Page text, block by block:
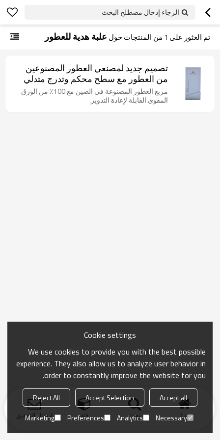
الرجاء إدخال مصطلح البحث
تم العثور على 1 من المنتجات حول علبة هدية للعطور
تصميم جديد لمصنعي العطور المصنوعين
من العطور مع سطح محكم وتدرج متدلي
مربع العطور المصنوعة في الصين مع 100٪ من الورق
المقوى القابلة لإعادة التدوير.
منزل بحث فئة ارسال التحقيق
Cookie settings
We use cookies to provide you with the best possible
experience. They also allow us to analyze user behavior in
order to constantly improve the website for you.
Accept all
Accept Selection
Reject All
Necessary
Analytics
Preferences
Marketing